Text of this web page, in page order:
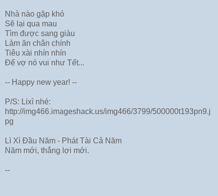
Nhà nào gặp khó
Sẽ lại qua mau
Tìm được sang giàu
Làm ăn chân chính
Tiêu xài nhín nhín
Để vợ nó vui như Tết...
-- Happy new year! --
P/S: Lixì nhé:
http://img466.imageshack.us/img466/3799/500000t193pn9.j
pg
Lì Xì Đầu Năm - Phát Tài Cả Năm
Năm mới, thắng lợi mới.
--